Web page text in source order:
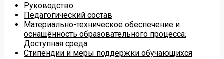
Руководство
Педагогический состав
Материально-техническое обеспечение и
оснащённость образовательного процесса.
Доступная среда
Стипендии и меры поддержки обучающихся